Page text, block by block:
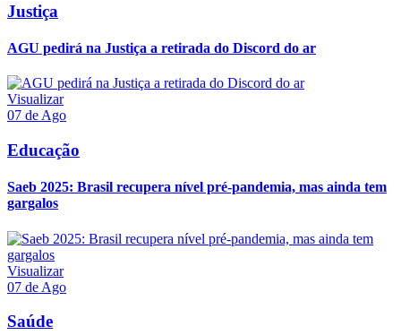
Justiça
AGU pedirá na Justiça a retirada do Discord do ar
Visualizar
07 de Ago
Educação
Saeb 2025: Brasil recupera nível pré-pandemia, mas ainda tem
gargalos
Visualizar
07 de Ago
Saúde